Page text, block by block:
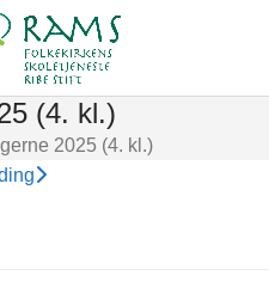
(4. kl.)
2025 (4. kl.)